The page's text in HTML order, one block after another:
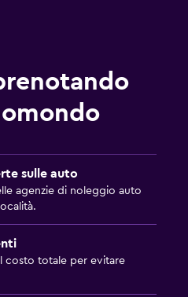
sulle auto
agenzie di noleggio auto
costo totale per evitare